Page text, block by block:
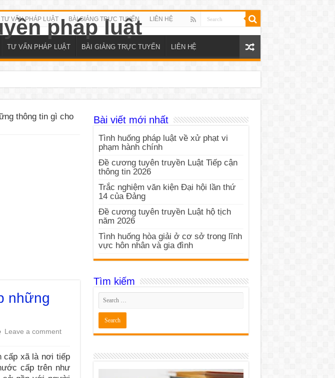
TƯ VẤN PHÁP LUẬT BÀI GIẢNG TRỰC TUYẾN LIÊN HỆ
TƯ VẤN PHÁP LUẬT BÀI GIẢNG TRỰC TUYẾN LIÊN HỆ
thông tin gì cho
những
Leave a comment
cấp xã là nơi tiếp
cấp trên như
Bài viết mới nhất
Tình huống pháp luật về xử phạt vi
phạm hành chính
Đề cương tuyên truyền Luật Tiếp cận
thông tin 2026
Trắc nghiệm văn kiện Đại hội lần thứ
14 của Đảng
Đề cương tuyên truyền Luật hộ tịch
năm 2026
Tình huống hòa giải ở cơ sở trong lĩnh
vực hôn nhân và gia đình
Tìm kiếm